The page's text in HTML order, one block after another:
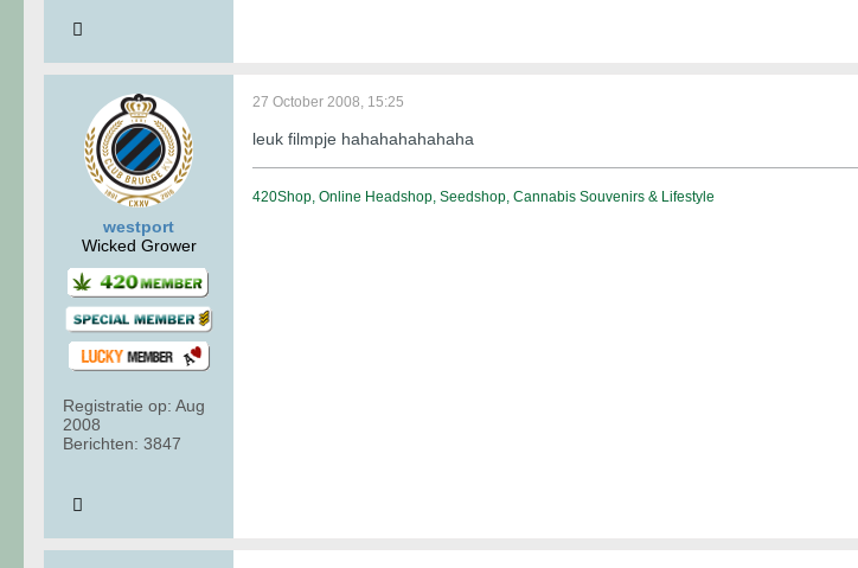
westport
Wicked Grower
Registratie op: Aug
2008
Berichten: 3847
27 October 2008, 15:25
leuk filmpje hahahahahahaha
420Shop, Online Headshop, Seedshop, Cannabis Souvenirs & Lifestyle